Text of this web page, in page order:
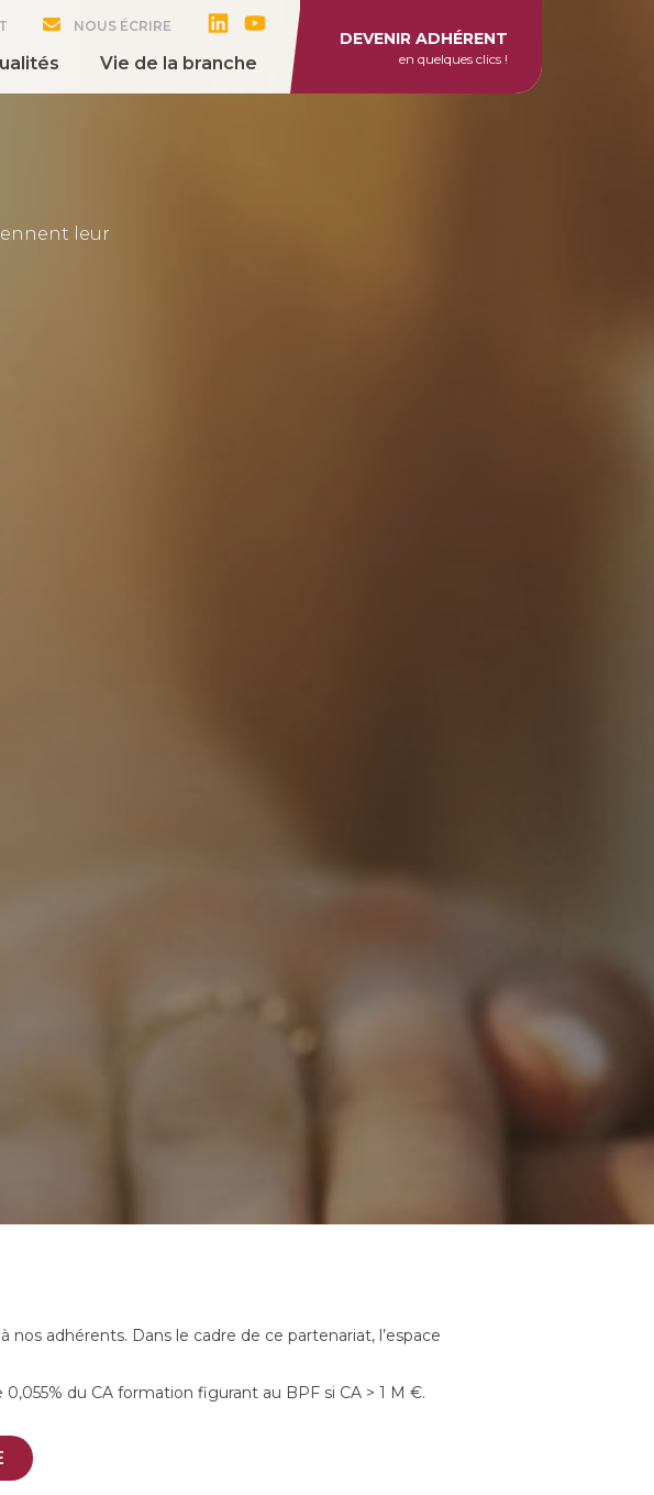
NOUS ÉCRIRE
Vie de la branche
DEVENIR ADHÉRENT
en quelques clics !
leur
adhérents. Dans le cadre de ce partenariat, l’espace
du CA formation figurant au BPF si CA > 1 M €.